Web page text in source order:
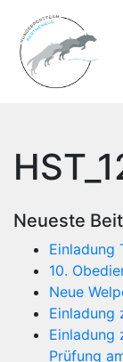
Neueste
Einladung
10.
Neue
Einladung
Einladung
Prüfung